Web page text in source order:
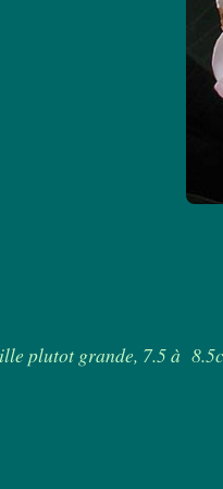
plutot grande, 7.5 à